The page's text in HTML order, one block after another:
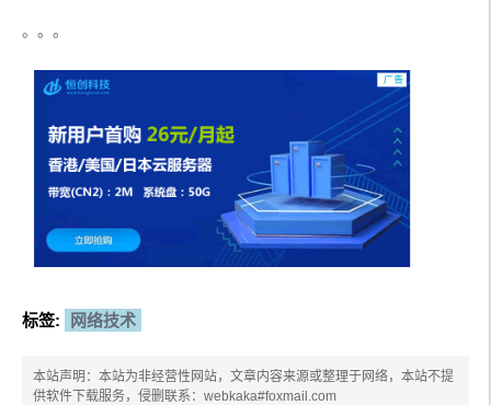
。。。
标签: 网络技术
本站声明：本站为非经营性网站，文章内容来源或整理于网络，本站不提
供软件下载服务，侵删联系：webkaka#foxmail.com